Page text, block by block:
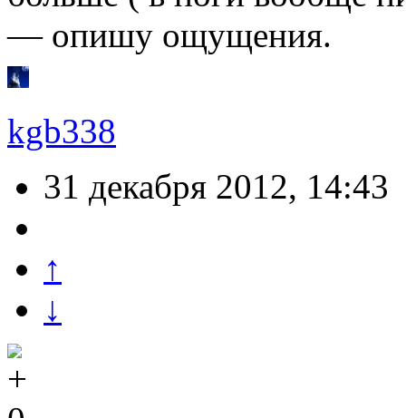
— опишу ощущения.
kgb338
31 декабря 2012, 14:43
↑
↓